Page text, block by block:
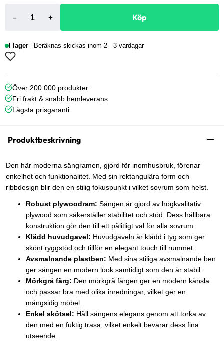
- + Köp
I lager Beräknas skickas inom 2 - 3 vardagar
Över 200 000 produkter
Fri frakt & snabb hemleverans
Lägsta prisgaranti
Produktbeskrivning
Den här moderna sängramen, gjord för inomhusbruk, förenar
enkelhet och funktionalitet. Med sin rektangulära form och
ribbdesign blir den en stilig fokuspunkt i vilket sovrum som helst.
Robust plywoodram: Sängen är gjord av högkvalitativ
plywood som säkerställer stabilitet och stöd. Dess hållbara
konstruktion gör den till ett pålitligt val för alla sovrum.
Klädd huvudgavel: Huvudgaveln är klädd i tyg som ger
skönt ryggstöd och tillför en elegant touch till rummet.
Avsmalnande plastben: Med sina stiliga avsmalnande ben
ger sängen en modern look samtidigt som den är stabil.
Mörkgrå färg: Den mörkgrå färgen ger en modern känsla
och passar bra med olika inredningar, vilket ger en
mångsidig möbel.
Enkel skötsel: Håll sängens elegans genom att torka av
den med en fuktig trasa, vilket enkelt bevarar dess fina
utseende.